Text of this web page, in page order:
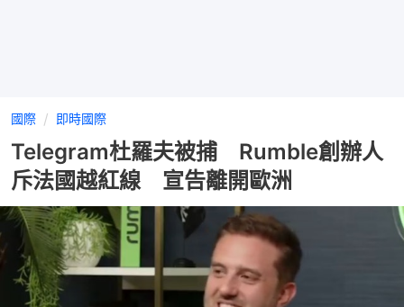
國際 即時國際
Telegram杜羅夫被捕 Rumble創辦人
斥法國越紅線 宣告離開歐洲